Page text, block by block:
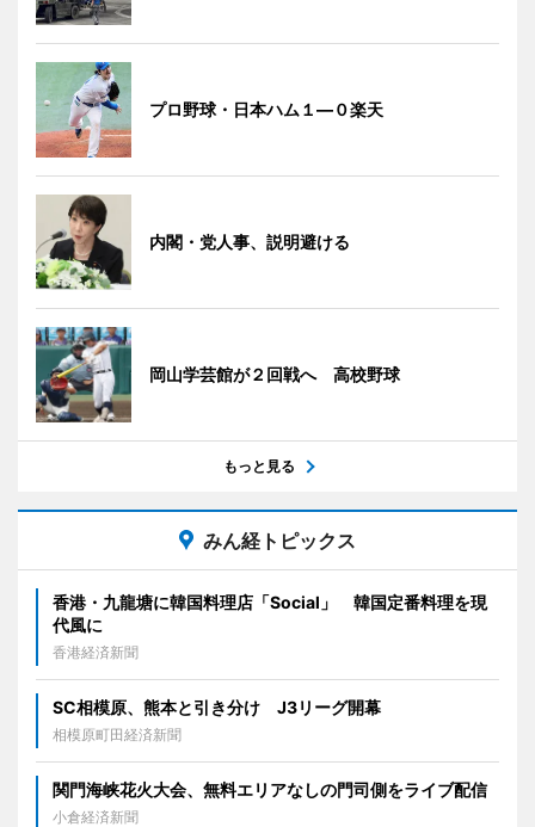
プロ野球・日本ハム１―０楽天
内閣・党人事、説明避ける
岡山学芸館が２回戦へ 高校野球
もっと見る
みん経トピックス
香港・九龍塘に韓国料理店「Social」 韓国定番料理を現
代風に
香港経済新聞
SC相模原、熊本と引き分け J3リーグ開幕
相模原町田経済新聞
関門海峡花火大会、無料エリアなしの門司側をライブ配信
小倉経済新聞